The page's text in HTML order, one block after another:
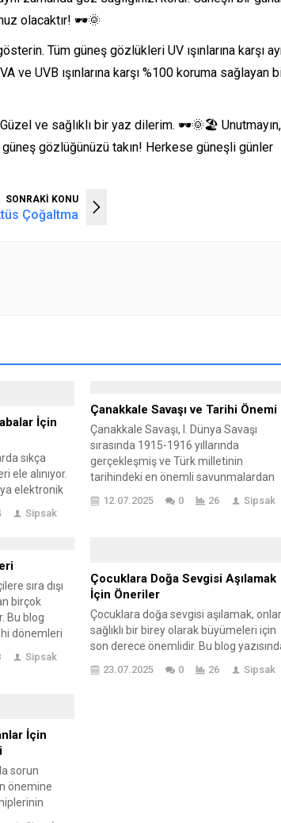
olacaktır! 🕶️🌞
Tüm güneş gözlükleri UV ışınlarına karşı
ve UVB ışınlarına karşı %100 koruma sağlayan
ve sağlıklı bir yaz dilerim. 🕶️🌞🏖️ Unutmayın,
gözlüğünüzü takın! Herkese güneşli günler
SONRAKİ KONU
Çoğaltma
İçin
sıkça
ele alınıyor.
elektronik
ortaya
agriza
Önemli
bu
ve
Sipsak
Çanakkale Savaşı ve Tarihi Önemi
Çanakkale Savaşı, I. Dünya Savaşı
sırasında 1915-1916 yıllarında
gerçekleşmiş ve Türk milletinin
tarihindeki en önemli savunmalardan
tarihsel önemi, Osmanlı
hamleler, özellikle yönlendirilmiş deniz
ve kara saldırılarıyla belirleyici olmuştur.
Askeri taktikler, düşmanın ilerleyişini
durdurma çabasıyla...
12.07.2025 0 26 Sipsak
sıra dışı
birçok
Bu blog
dönemleri
gereken
bu
Sipsak
Çocuklara Doğa Sevgisi Aşılamak
İçin Öneriler
Çocuklara doğa sevgisi aşılamak,
sağlıklı bir birey olarak büyümeleri için
son derece önemlidir. Bu blog
eğitsel faydaları ve ebeveynlerin bu
23.07.2025 0 26 Sipsak
İçin
sorun
önemine